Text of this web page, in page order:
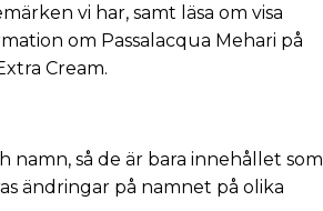
vi har, samt läsa om visa
om Passalacqua Mehari på
Cream.
namn, så de är bara innehållet som
ändringar på namnet på olika